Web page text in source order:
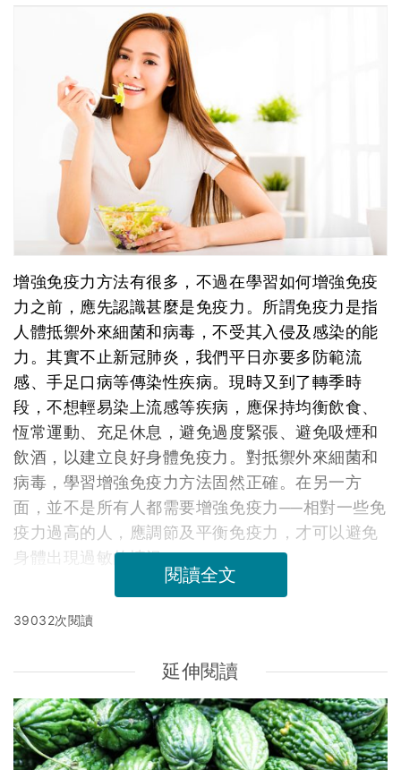
增強免疫力方法有很多，不過在學習如何增強免疫
力之前，應先認識甚麼是免疫力。所謂免疫力是指
人體抵禦外來細菌和病毒，不受其入侵及感染的能
力。其實不止新冠肺炎，我們平日亦要多防範流
感、手足口病等傳染性疾病。現時又到了轉季時
段，不想輕易染上流感等疾病，應保持均衡飲食、
恆常運動、充足休息，避免過度緊張、避免吸煙和
飲酒，以建立良好身體免疫力。對抵禦外來細菌和
病毒，學習增強免疫力方法固然正確。在另一方
面，並不是所有人都需要增強免疫力──相對一些免
疫力過高的人，應調節及平衡免疫力，才可以避免
身體出現過敏的情況。
閱讀全文
39032次閱讀
延伸閱讀